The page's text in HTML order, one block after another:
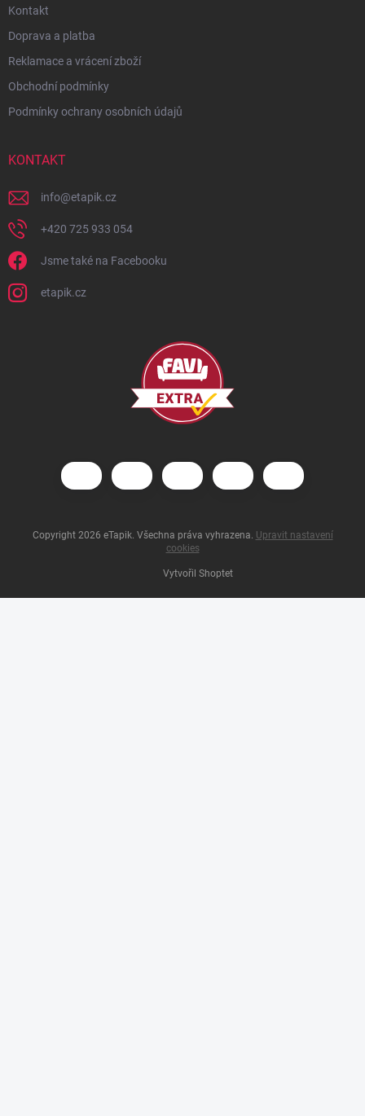
Kontakt
Doprava a platba
Reklamace a vrácení zboží
Obchodní podmínky
Podmínky ochrany osobních údajů
KONTAKT
info@etapik.cz
+420 725 933 054
Jsme také na Facebooku
etapik.cz
Vytvořil Shoptet
Copyright 2026 eTapik. Všechna práva vyhrazena. Upravit nastavení
cookies